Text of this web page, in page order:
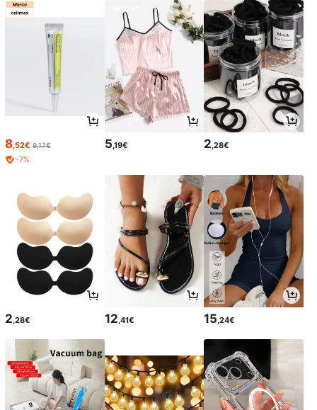
8,52€ 9,17€
-7%
5,19€ 2,28€
2,28€ 12,41€ 15,24€